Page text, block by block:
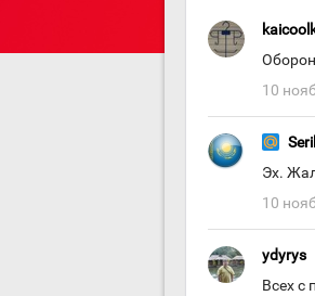
10
Эх.
10
ydyrys
Всех с